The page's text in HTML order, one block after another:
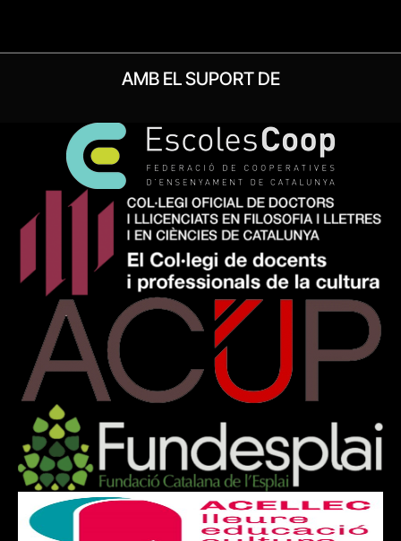
AMB EL SUPORT DE